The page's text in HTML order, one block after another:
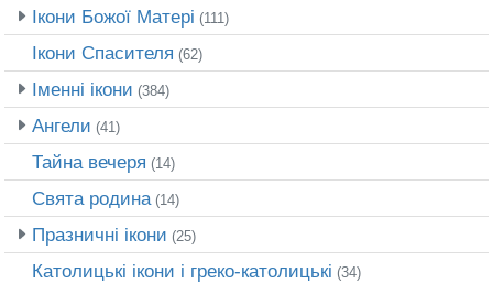
Ікони Божої Матері (111)
Ікони Спасителя (62)
Іменні ікони (384)
Ангели (41)
Тайна вечеря (14)
Свята родина (14)
Празничні ікони (25)
Католицькі ікони і греко-католицькі (34)